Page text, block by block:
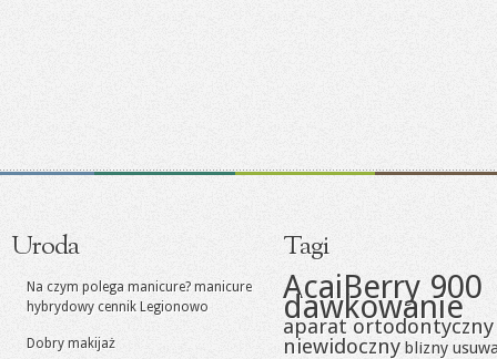
Uroda
Na czym polega manicure? manicure
hybrydowy cennik Legionowo
Dobry makijaż
Tagi
AcaiBerry 900
dawkowanie
aparat ortodontyczny
niewidoczny blizny